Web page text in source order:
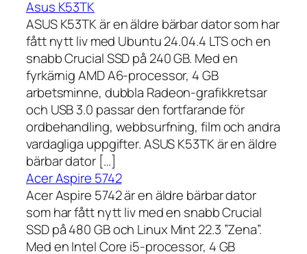
Asus K53TK
ASUS K53TK är en äldre bärbar dator som har
fått nytt liv med Ubuntu 24.04.4 LTS och en
snabb Crucial SSD på 240 GB. Med en
fyrkärnig AMD A6-processor, 4 GB
arbetsminne, dubbla Radeon-grafikkretsar
och USB 3.0 passar den fortfarande för
ordbehandling, webbsurfning, film och andra
vardagliga uppgifter. ASUS K53TK är en äldre
bärbar dator […]
Acer Aspire 5742
Acer Aspire 5742 är en äldre bärbar dator
som har fått nytt liv med en snabb Crucial
SSD på 480 GB och Linux Mint 22.3 ”Zena”.
Med en Intel Core i5-processor, 4 GB